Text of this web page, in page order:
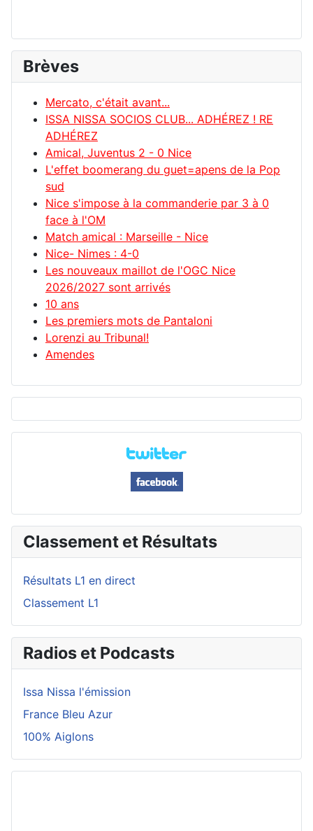
Brèves
Mercato, c'était avant...
ISSA NISSA SOCIOS CLUB... ADHÉREZ ! RE
ADHÉREZ
Amical, Juventus 2 - 0 Nice
L'effet boomerang du guet=apens de la Pop
sud
Nice s'impose à la commanderie par 3 à 0
face à l'OM
Match amical : Marseille - Nice
Nice- Nimes : 4-0
Les nouveaux maillot de l'OGC Nice
2026/2027 sont arrivés
10 ans
Les premiers mots de Pantaloni
Lorenzi au Tribunal!
Amendes
Classement et Résultats
Résultats L1 en direct
Classement L1
Radios et Podcasts
Issa Nissa l'émission
France Bleu Azur
100% Aiglons